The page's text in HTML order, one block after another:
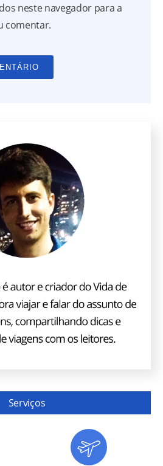
neste navegador para a
comentar.
Serviços